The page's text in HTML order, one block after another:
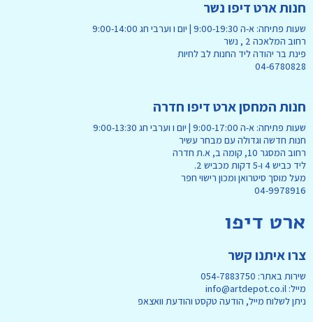
חנות ארט דיפו נשר
שעות פתיחה: א-ה 9:00-19:30 | יום ו וערבי חג 9:00-14:00
רחוב המלאכה 2 , נשר
פינת בר יהודה ליד החנות לב לחיות
04-6780828
חנות המחסן ארט דיפו חדרה
שעות פתיחה: א-ה 9:00-17:00 | יום ו וערבי חג 9:00-13:30
חנות חדשה וגדולה עם מבחר עשיר
רחוב המסגר 10, קומה ב, א.ת חדרה
ליד כביש 4 ו-5 דקות מכביש 2.
מעל מוסך סיטרואן ומכון רישוי חפר
04-9978916
ארט דיפו
צרו איתנו קשר
שירות באתר: 054-7883750
מייל: info@artdepot.co.il
ניתן לשלוח מייל, הודעה טקסט והודעת וואצאפ